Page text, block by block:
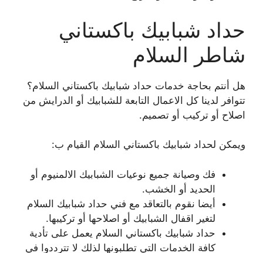
حداد شبابيك باكستاني
شاطر السلام
هل أنتم بحاجة خدمات حداد شبابيك باكستاني السلام؟
تتوافر لدينا كل الاعمال التابعة للشبابيك أو الدرايش من
اصلاح أو تركيب أو تصميم.
ويمكن لحداد شبابيك باكستاني السلام القيام ب:
فك وصيانة جميع نوعيات الشبابيك الالمنيوم أو
الحديد أو الخشب.
أيضا نقوم بالتعاقد مع فني حداد شبابيك السلام
لتغير اقفال الشبابيك أو اصلاحها أو تركيبها.
حداد شبابيك باكستاني السلام يعمل على تأدية
كافة الخدمات التي تطلبونها لذلك لا تترددوا في